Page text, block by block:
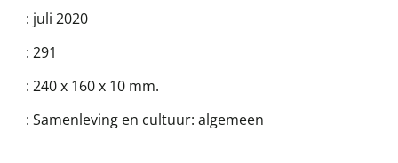
: juli 2020
: 291
: 240 x 160 x 10 mm.
: Samenleving en cultuur: algemeen